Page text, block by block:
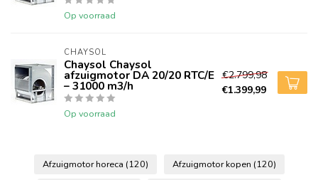
Op voorraad
CHAYSOL
Chaysol Chaysol
afzuigmotor DA 20/20 RTC/E
– 31000 m3/h
Op voorraad
€2.799,98
€1.399,99
Afzuigmotor horeca (120) Afzuigmotor kopen (120)